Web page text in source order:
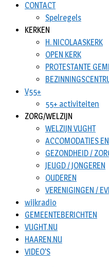
CONTACT
Spelregels
KERKEN
H. NICOLAASKERK
OPEN KERK
PROTESTANTE
V55+
55+ activiteiten
ZORG/WELZIJN
WELZIJN VUGHT
ACCOMODATIES
GEZONDHEID /
JEUGD / JONGEREN
OUDEREN
VERENIGINGEN /
wijkradio
GEMEENTEBERICHTEN
VUGHT.NU
HAAREN.NU
VIDEO’S